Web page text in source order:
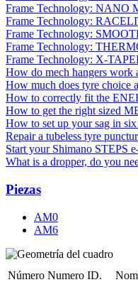
Frame Technology: NANO
Frame Technology:
Frame Technology:
Frame Technology:
Frame Technology: X-
How do mech hangers work
How much does tyre choice
How to correctly fit the
How to get the right sized
How to set up your sag in six
Repair a tubeless tyre
Start your Shimano STEPS
What is a dropper, do you
Piezas
AM0
AM6
Número Numero ID.